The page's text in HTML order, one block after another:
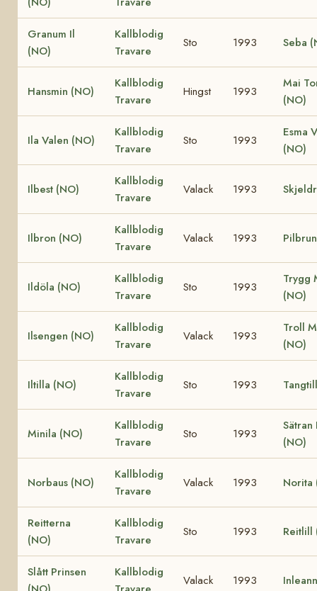
Granum Il
(NO)
Kallblodig
Travare
Sto 1993 Seba
Hansmin (NO)
Kallblodig
Travare
Hingst 1993
Mai
(NO)
Ila Valen (NO)
Kallblodig
Travare
Sto 1993
Esma
(NO)
Ilbest (NO)
Kallblodig
Travare
Valack 1993
Ilbron (NO)
Kallblodig
Travare
Valack 1993
Ildöla (NO)
Kallblodig
Travare
Sto 1993
Trygg
(NO)
Ilsengen (NO)
Kallblodig
Travare
Valack 1993
Troll
(NO)
Iltilla (NO)
Kallblodig
Travare
Sto 1993
Minila (NO)
Kallblodig
Travare
Sto 1993
Sätran
(NO)
Norbaus (NO)
Kallblodig
Travare
Valack 1993 Norita
Reitterna
(NO)
Kallblodig
Travare
Sto 1993 Reitlill
Slått Prinsen
Kallblodig
Valack 1993